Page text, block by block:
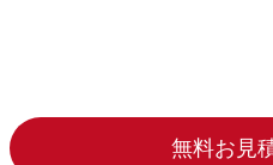
無料お見